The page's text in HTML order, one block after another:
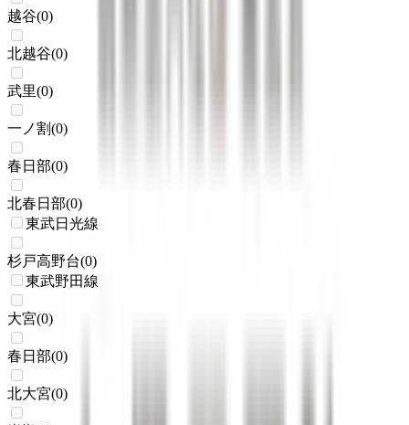
越谷(0)
北越谷(0)
武里(0)
一ノ割(0)
春日部(0)
北春日部(0)
東武日光線
杉戸高野台(0)
東武野田線
大宮(0)
春日部(0)
北大宮(0)